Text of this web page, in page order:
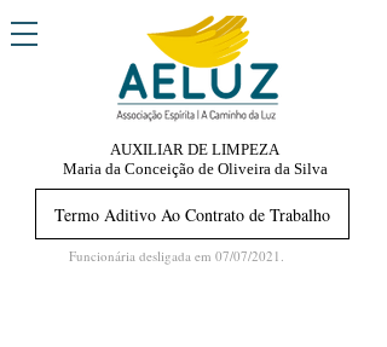
AUXILIAR DE LIMPEZA
Maria da Conceição de Oliveira da Silva
Termo Aditivo Ao Contrato de Trabalho
Funcionária desligada em 07/07/2021.